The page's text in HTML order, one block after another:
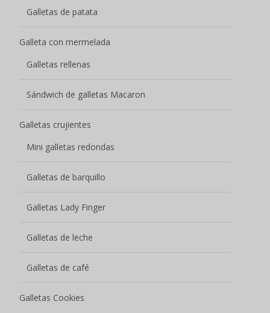
Galletas de patata
Galleta con mermelada
Galletas rellenas
Sándwich de galletas Macaron
Galletas crujientes
Mini galletas redondas
Galletas de barquillo
Galletas Lady Finger
Galletas de leche
Galletas de café
Galletas Cookies